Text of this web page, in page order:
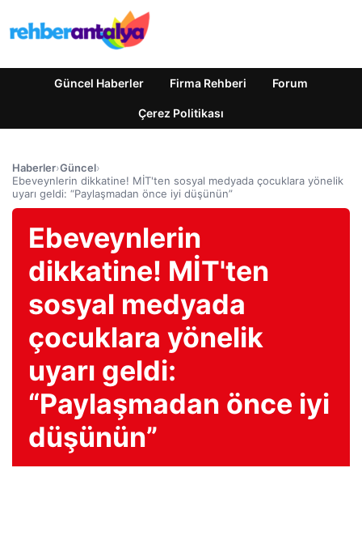
Güncel Haberler Firma Rehberi Forum
Çerez Politikası
Haberler›Güncel›
Ebeveynlerin dikkatine! MİT'ten sosyal medyada çocuklara yönelik
uyarı geldi: “Paylaşmadan önce iyi düşünün”
Ebeveynlerin
dikkatine! MİT'ten
sosyal medyada
çocuklara yönelik
uyarı geldi:
“Paylaşmadan önce iyi
düşünün”